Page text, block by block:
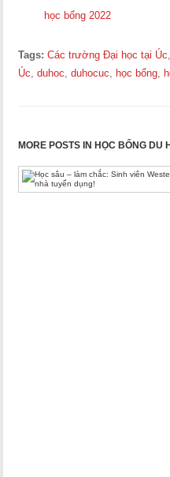
học bổng 2022
Tags: Các trường Đại học tại Úc
Úc,duhoc,duhocuc, học bổng,
MORE POSTS IN HỌC BỔNG DU